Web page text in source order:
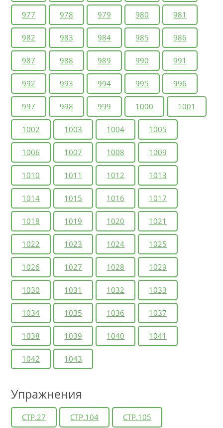
977 978 979 980 981
982 983 984 985 986
987 988 989 990 991
992 993 994 995 996
997 998 999 1000 1001
1002 1003 1004 1005
1006 1007 1008 1009
1010 1011 1012 1013
1014 1015 1016 1017
1018 1019 1020 1021
1022 1023 1024 1025
1026 1027 1028 1029
1030 1031 1032 1033
1034 1035 1036 1037
1038 1039 1040 1041
1042 1043
Упражнения
СТР.27 СТР.104 СТР.105